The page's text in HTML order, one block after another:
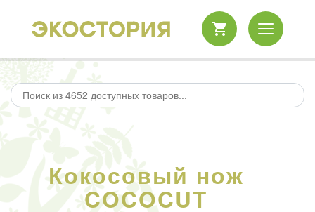
Кокосовый нож
COCOCUT